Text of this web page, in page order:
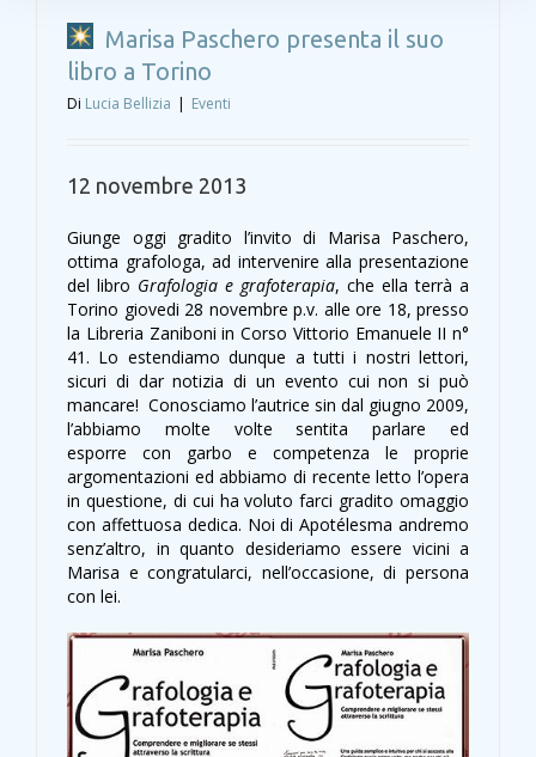
Marisa Paschero presenta il suo
libro a Torino
Di Lucia Bellizia | Eventi
12 novembre 2013
Giunge oggi gradito l’invito di Marisa Paschero,
ottima grafologa, ad intervenire alla presentazione
del libro Grafologia e grafoterapia, che ella terrà a
Torino giovedi 28 novembre p.v. alle ore 18, presso
la Libreria Zaniboni in Corso Vittorio Emanuele II n°
41. Lo estendiamo dunque a tutti i nostri lettori,
sicuri di dar notizia di un evento cui non si può
mancare! Conosciamo l’autrice sin dal giugno 2009,
l’abbiamo molte volte sentita parlare ed
esporre con garbo e competenza le proprie
argomentazioni ed abbiamo di recente letto l’opera
in questione, di cui ha voluto farci gradito omaggio
con affettuosa dedica. Noi di Apotélesma andremo
senz’altro, in quanto desideriamo essere vicini a
Marisa e congratularci, nell’occasione, di persona
con lei.